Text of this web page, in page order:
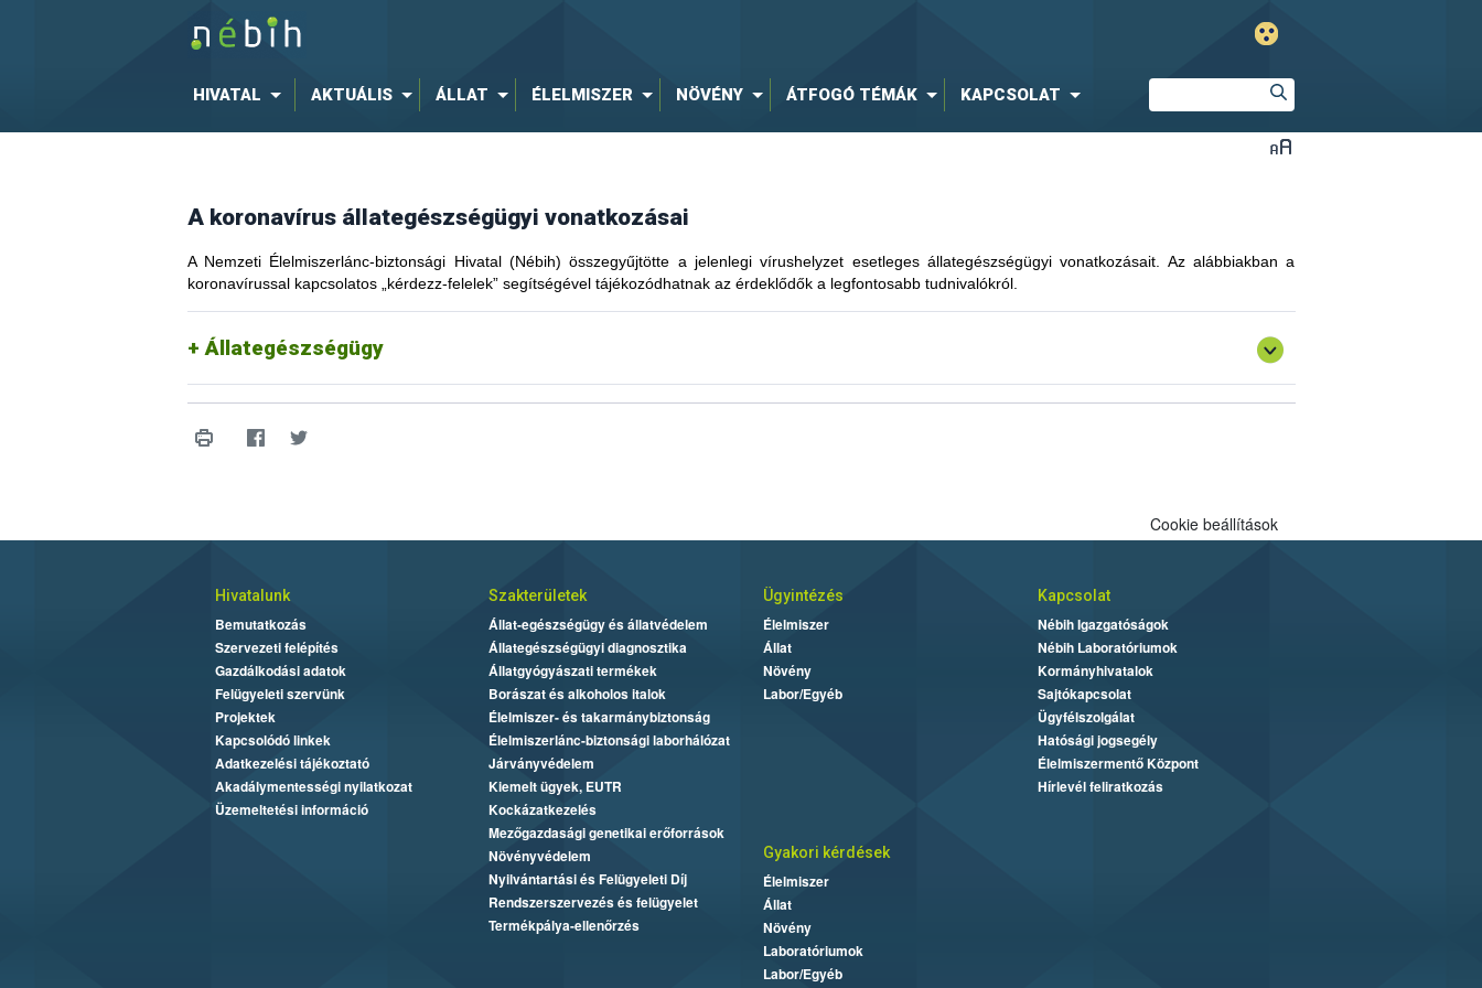
HIVATAL AKTUÁLIS ÁLLAT ÉLELMISZER NÖVÉNY ÁTFOGÓ TÉMÁK KAPCSOLAT
A koronavírus állategészségügyi vonatkozásai
A Nemzeti Élelmiszerlánc-biztonsági Hivatal (Nébih) összegyűjtötte a jelenlegi vírushelyzet esetleges állategészségügyi vonatkozásait. Az alábbiakban a
koronavírussal kapcsolatos „kérdezz-felelek” segítségével tájékozódhatnak az érdeklődők a legfontosabb tudnivalókról.
Állategészségügy
Cookie beállítások
Hivatalunk
Bemutatkozás
Szervezeti felépítés
Gazdálkodási adatok
Felügyeleti szervünk
Projektek
Kapcsolódó linkek
Adatkezelési tájékoztató
Akadálymentességi nyilatkozat
Üzemeltetési információ
Szakterületek
Állat-egészségügy és állatvédelem
Állategészségügyi diagnosztika
Állatgyógyászati termékek
Borászat és alkoholos italok
Élelmiszer- és takarmánybiztonság
Élelmiszerlánc-biztonsági laborhálózat
Járványvédelem
Kiemelt ügyek, EUTR
Kockázatkezelés
Mezőgazdasági genetikai erőforrások
Növényvédelem
Nyilvántartási és Felügyeleti Díj
Rendszerszervezés és felügyelet
Termékpálya-ellenőrzés
Ügyintézés
Élelmiszer
Állat
Növény
Labor/Egyéb
Kapcsolat
Nébih Igazgatóságok
Nébih Laboratóriumok
Kormányhivatalok
Sajtókapcsolat
Ügyfélszolgálat
Hatósági jogsegély
Élelmiszermentő Központ
Hírlevél feliratkozás
Gyakori kérdések
Élelmiszer
Állat
Növény
Laboratóriumok
Labor/Egyéb